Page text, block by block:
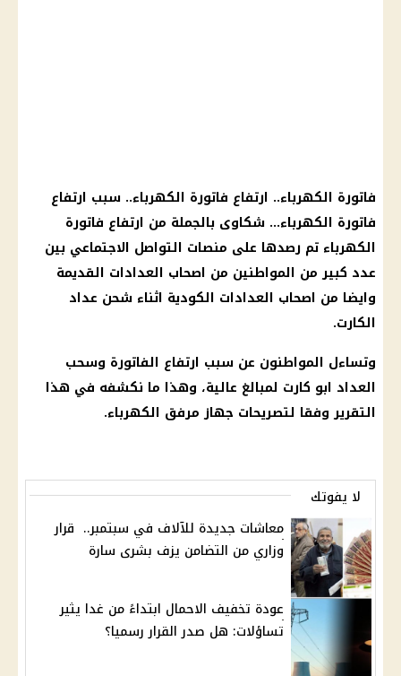
فاتورة الكهرباء.. ارتفاع فاتورة الكهرباء.. سبب ارتفاع
فاتورة الكهرباء… شكاوى بالجملة من ارتفاع فاتورة
الكهرباء تم رصدها على منصات التواصل الاجتماعي بين
عدد كبير من المواطنين من اصحاب العدادات القديمة
وايضا من اصحاب العدادات الكودية اثناء شحن عداد
الكارت.
وتساءل المواطنون عن سبب ارتفاع الفاتورة وسحب
العداد ابو كارت لمبالغ عالية، وهذا ما نكشفه في هذا
التقرير وفقا لتصريحات جهازمرفق الكهرباء.
لا يفوتك
معاشات جديدة للآلاف في سبتمبر.. قرار
وزاري من التضامن يزف بشرى سارة
عودة تخفيف الاحمال ابتداءً من غدا يثير
تساؤلات: هل صدر القرار رسميا؟